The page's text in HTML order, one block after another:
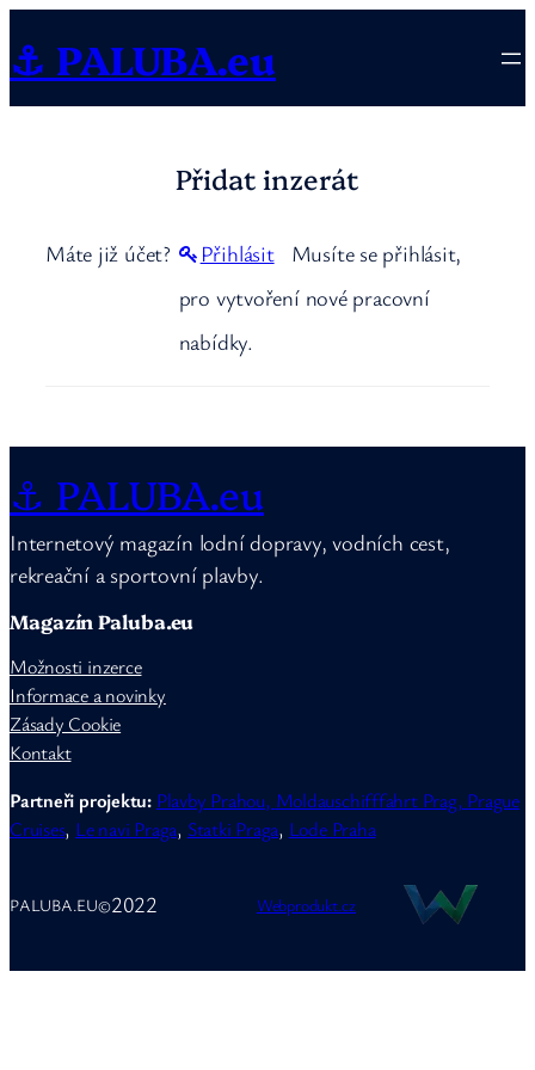
na
obsah
⚓ PALUBA.eu
Přidat inzerát
Máte již účet? Přihlásit
Musíte se přihlásit,
pro vytvoření nové pracovní
nabídky.
⚓ PALUBA.eu
Internetový magazín lodní dopravy, vodních cest,
rekreační a sportovní plavby.
Magazín Paluba.eu
Možnosti inzerce
Informace a novinky
Zásady Cookie
Kontakt
Partneři projektu: Plavby Prahou, Moldauschifffahrt Prag, Prague
Cruises, Le navi Praga, Statki Praga, Lode Praha
PALUBA.EU©2022 Webprodukt.cz